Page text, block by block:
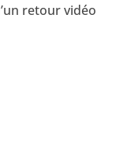
retour vidéo